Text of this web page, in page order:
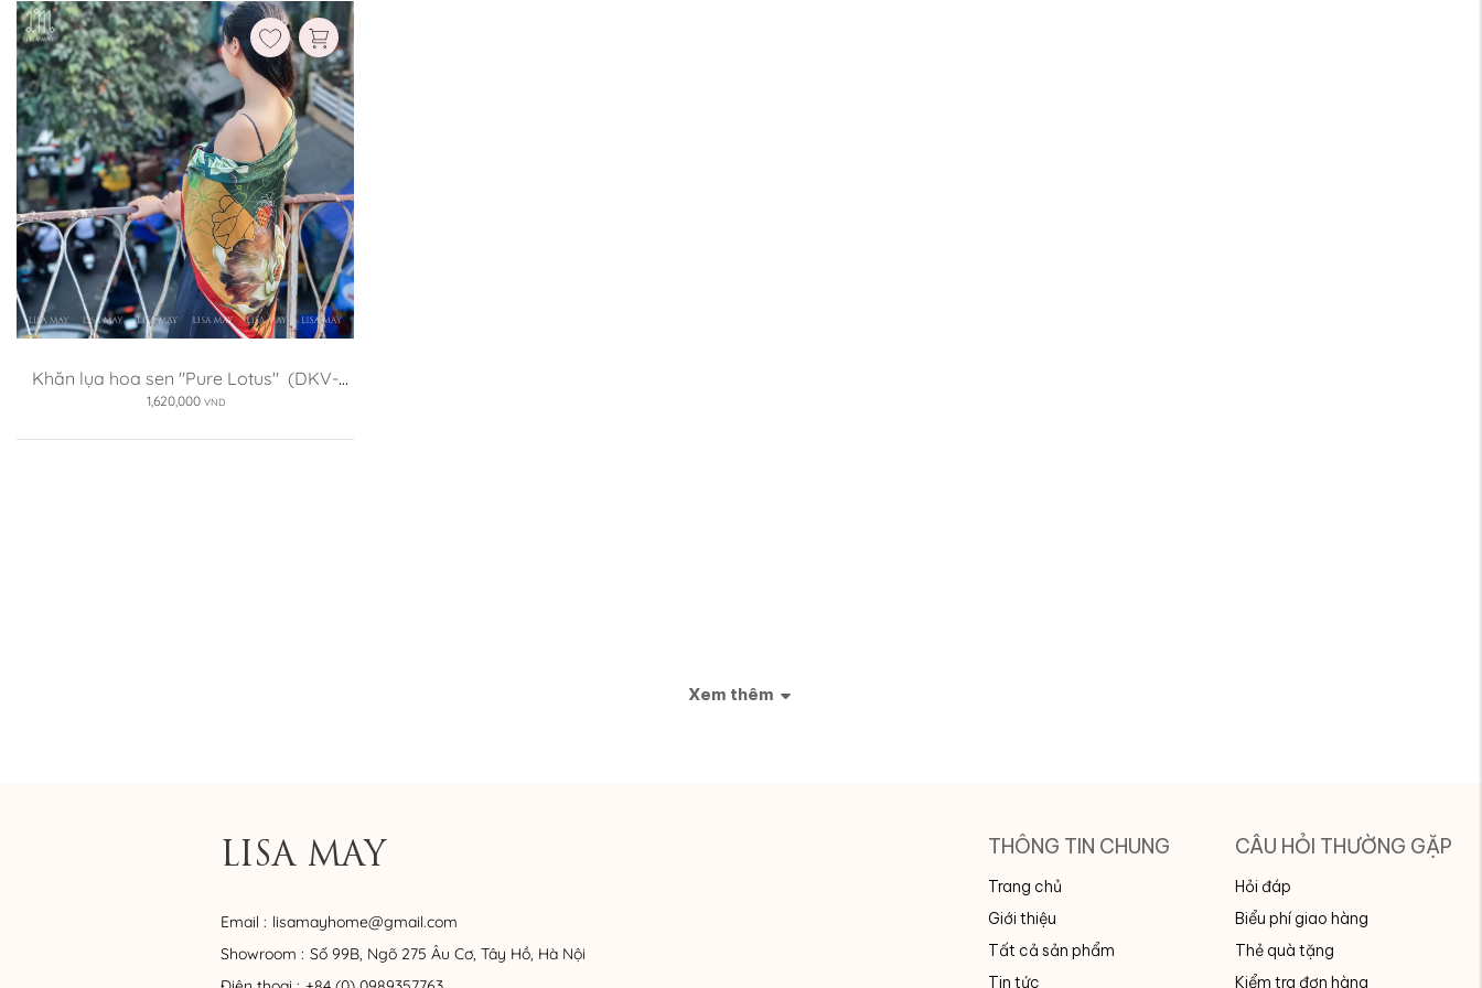
Khăn lụa hoa sen "Pure Lotus"  (DKV-
SX1)
1,620,000 VND
Xem thêm
LISA MAY
Email : lisamayhome@gmail.com
Showroom : Số 99B, Ngõ 275 Âu Cơ, Tây Hồ, Hà Nội
THÔNG TIN CHUNG
Trang chủ
Giới thiệu
Tất cả sản phẩm
Tin tức
CÂU HỎI THƯỜNG GẶP
Hỏi đáp
Biểu phí giao hàng
Thẻ quà tặng
Kiểm tra đơn hàng